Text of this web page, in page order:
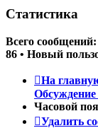
Статистика
Всего сообщений:
86 • Новый
На
Обсуждение
Часовой
Удалить